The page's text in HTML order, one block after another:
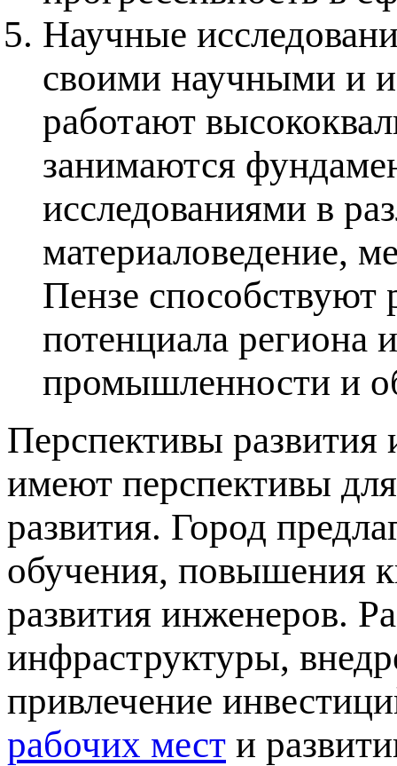
Научные
своими научными и
работают
занимаются
исследованиями в
материаловедение,
Пензе способствуют
потенциала
промышленности и
Перспективы
имеют перспективы
развития. Город
обучения, повышения
развития инженеров.
инфраструктуры,
привлечение
рабочих мест и